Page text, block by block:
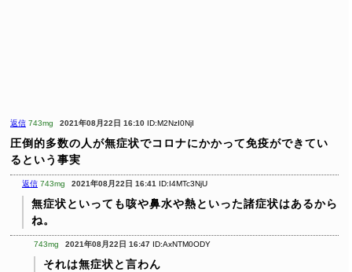
返信 743mg 2021年08月22日 16:10 ID:M2NzI0NjI
圧倒的多数の人が無症状でコロナにかかって免疫ができてい
るという事実
返信 743mg 2021年08月22日 16:41 ID:I4MTc3NjU
無症状といっても咳や鼻水や熱といった諸症状はあるから
ね。
743mg 2021年08月22日 16:47 ID:AxNTM0ODY
それは無症状と言わん